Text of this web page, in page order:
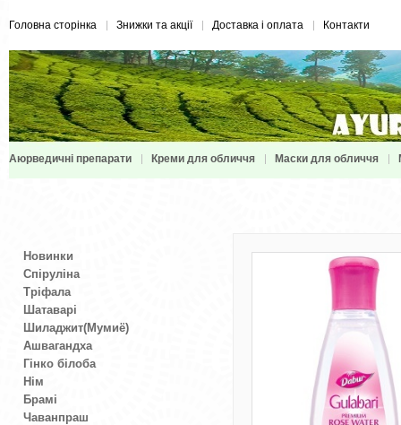
Головна сторінка Знижки та акції Доставка і оплата Контакти
Аюрведичні препарати Креми для обличчя Маски для обличчя
Новинки
Спіруліна
Тріфала
Шатаварі
Шиладжит(Мумиё)
Ашвагандха
Гінко білоба
Нім
Брамі
Чаванпраш